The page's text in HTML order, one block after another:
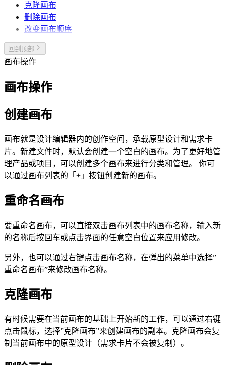
克隆画布
删除画布
改变画布顺序
回到顶部
画布操作
画布操作
创建画布
画布就是设计编辑器内的创作空间，承载原型设计和需求卡
片。新建文件时，默认会创建一个空白的画布。为了更好地管
理产品或项目，可以创建多个画布来进行分类和管理。 你可
以通过画布列表的「+」按钮创建新的画布。
重命名画布
要重命名画布，可以直接双击画布列表中的画布名称，输入新
的名称后按回车或点击界面的任意空白位置来应用修改。
另外，也可以通过右键点击画布名称，在弹出的菜单中选择”
重命名画布”来修改画布名称。
克隆画布
有时候需要在当前画布的基础上开始新的工作，可以通过右键
点击鼠标，选择”克隆画布”来创建画布的副本。克隆画布会复
制当前画布中的原型设计（需求卡片不会被复制）。